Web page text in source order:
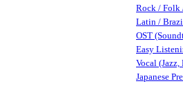
Rock / Folk
Latin /
OST
Easy
Vocal (Jazz,
Japanese